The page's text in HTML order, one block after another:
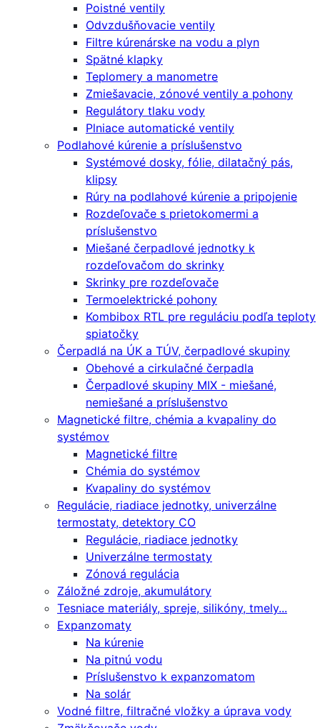
Poistné ventily
Odvzdušňovacie ventily
Filtre kúrenárske na vodu a plyn
Spätné klapky
Teplomery a manometre
Zmiešavacie, zónové ventily a pohony
Regulátory tlaku vody
Plniace automatické ventily
Podlahové kúrenie a príslušenstvo
Systémové dosky, fólie, dilatačný pás,
klipsy
Rúry na podlahové kúrenie a pripojenie
Rozdeľovače s prietokomermi a
príslušenstvo
Miešané čerpadlové jednotky k
rozdeľovačom do skrinky
Skrinky pre rozdeľovače
Termoelektrické pohony
Kombibox RTL pre reguláciu podľa teploty
spiatočky
Čerpadlá na ÚK a TÚV, čerpadlové skupiny
Obehové a cirkulačné čerpadla
Čerpadlové skupiny MIX - miešané,
nemiešané a príslušenstvo
Magnetické filtre, chémia a kvapaliny do
systémov
Magnetické filtre
Chémia do systémov
Kvapaliny do systémov
Regulácie, riadiace jednotky, univerzálne
termostaty, detektory CO
Regulácie, riadiace jednotky
Univerzálne termostaty
Zónová regulácia
Záložné zdroje, akumulátory
Tesniace materiály, spreje, silikóny, tmely...
Expanzomaty
Na kúrenie
Na pitnú vodu
Príslušenstvo k expanzomatom
Na solár
Vodné filtre, filtračné vložky a úprava vody